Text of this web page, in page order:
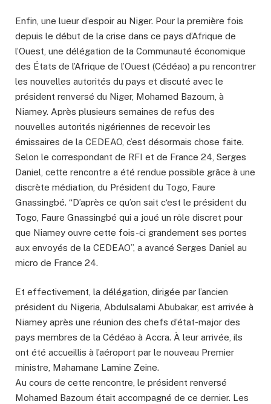
Enfin, une lueur d’espoir au Niger. Pour la première fois
depuis le début de la crise dans ce pays d’Afrique de
l’Ouest, une délégation de la Communauté économique
des États de l’Afrique de l’Ouest (Cédéao) a pu rencontrer
les nouvelles autorités du pays et discuté avec le
président renversé du Niger, Mohamed Bazoum, à
Niamey. Après plusieurs semaines de refus des
nouvelles autorités nigériennes de recevoir les
émissaires de la CEDEAO, c’est désormais chose faite.
Selon le correspondant de RFI et de France 24, Serges
Daniel, cette rencontre a été rendue possible grâce à une
discrète médiation, du Président du Togo, Faure
Gnassingbé. “D’après ce qu’on sait c‘est le président du
Togo, Faure Gnassingbé qui a joué un rôle discret pour
que Niamey ouvre cette fois-ci grandement ses portes
aux envoyés de la CEDEAO”, a avancé Serges Daniel au
micro de France 24.
Et effectivement, la délégation, dirigée par l’ancien
président du Nigeria, Abdulsalami Abubakar, est arrivée à
Niamey après une réunion des chefs d’état-major des
pays membres de la Cédéao à Accra. À leur arrivée, ils
ont été accueillis à l’aéroport par le nouveau Premier
ministre, Mahamane Lamine Zeine.
Au cours de cette rencontre, le président renversé
Mohamed Bazoum était accompagné de ce dernier. Les